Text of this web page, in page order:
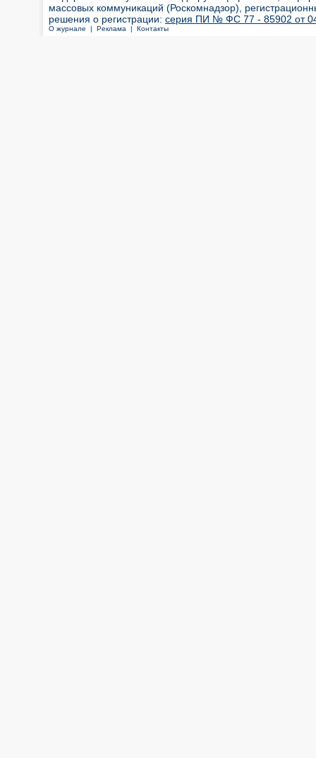
массовых коммуникаций (Роскомнадзор),
решения о регистрации: серия ПИ № ФС 77 - 85902 от 04
О журнале | Реклама | Контакты